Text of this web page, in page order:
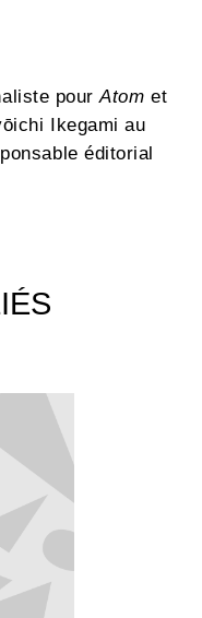
pourAtom et
Ikegami au
éditorial